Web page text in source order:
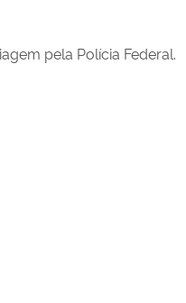
pela Polícia Federal.